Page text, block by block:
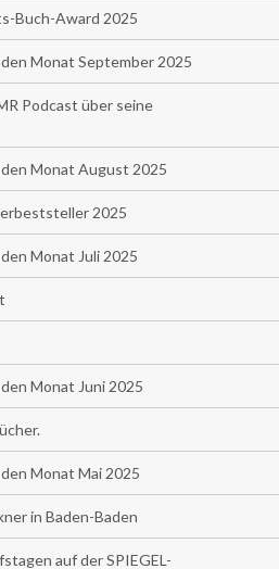
Buch-Award 2025
Monat September 2025
Podcast über seine
Monat August 2025
2025
Monat Juli 2025
Monat Juni 2025
Monat Mai 2025
in Baden-Baden
auf der SPIEGEL-